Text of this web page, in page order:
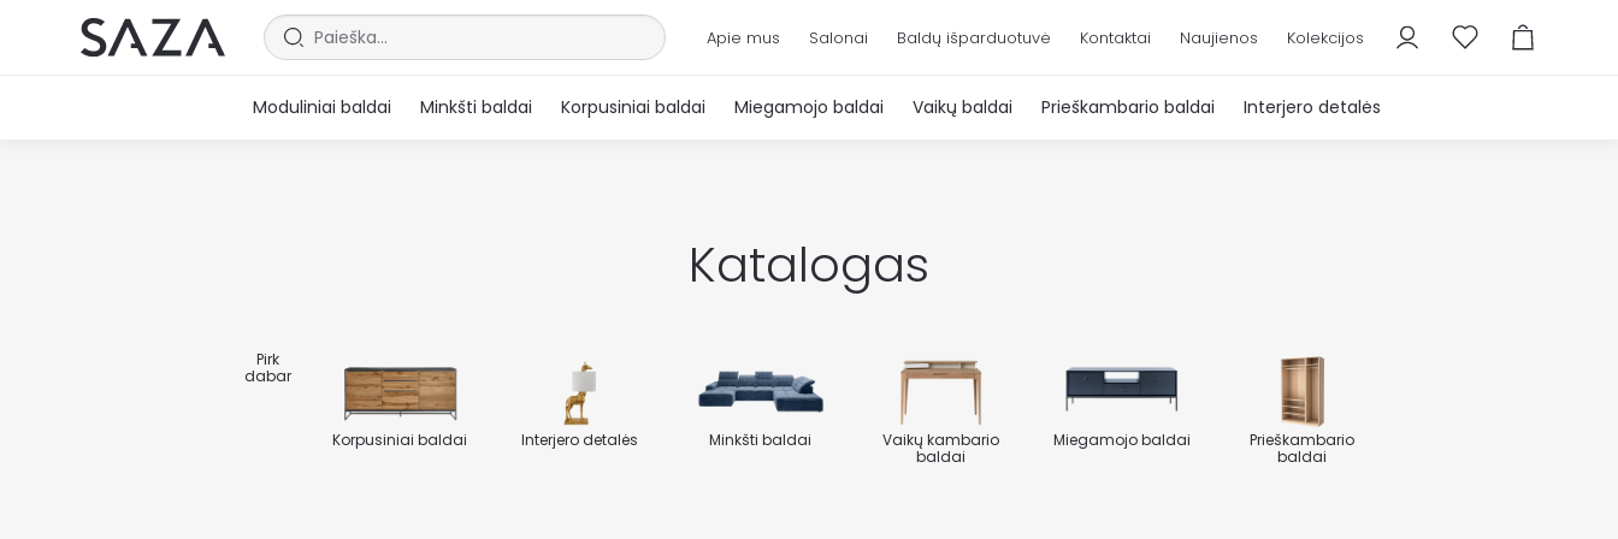
Apie mus Salonai Baldų išparduotuvė Kontaktai Naujienos Kolekcijos
Moduliniai baldai Minkšti baldai Korpusiniai baldai Miegamojo baldai Vaikų baldai Prieškambario baldai Interjero detalės
Katalogas
Pirk
dabar
Korpusiniai baldai Interjero detalės Minkšti baldai
Vaikų kambario
baldai
Miegamojo baldai
Prieškambario
baldai